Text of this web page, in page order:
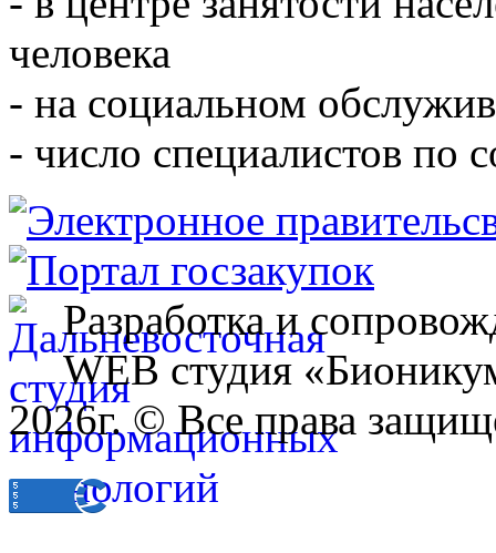
человека
- на социальном
- число специалистов по
Разработка и
WEB студия
2026г. © Все права